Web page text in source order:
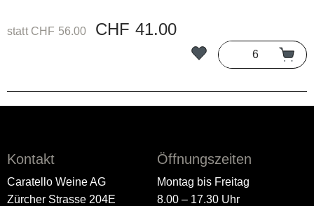
statt CHF 56.00 CHF 41.00
Kontakt
Caratello Weine AG
Zürcher Strasse 204E
Öffnungszeiten
Montag bis Freitag
8.00 – 17.30 Uhr